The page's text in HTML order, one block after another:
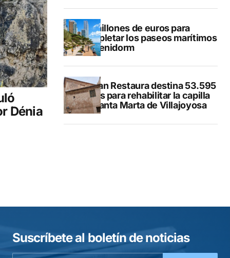
Dénia
50 millones de euros para
completar los paseos marítimos
de Benidorm
El Plan Restaura destina 53.595
euros para rehabilitar la capilla
de Santa Marta de Villajoyosa
Suscríbete al boletín de noticias